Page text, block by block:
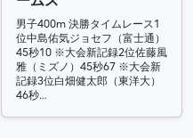
男子400m 決勝タイムレース1
位中島佑気ジョセフ（富士通）
45秒10 ※大会新記録2位佐藤風
雅（ミズノ）45秒67 ※大会新
記録3位白畑健太郎（東洋大）
46秒…